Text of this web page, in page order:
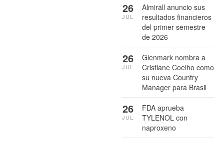
Almirall anuncio sus
resultados financieros
del primer semestre
de 2026
26
JUL
Glenmark nombra a
Cristiane Coelho como
su nueva Country
Manager para Brasil
26
JUL
FDA aprueba
TYLENOL con
naproxeno
26
JUL